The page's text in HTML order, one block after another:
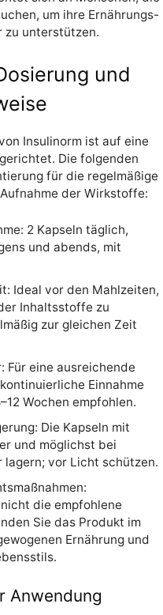
um ihre Ernährungs-
zu unterstützen.
und
Insulinorm ist auf eine
Die folgenden
für die regelmäßige
der Wirkstoffe:
2 Kapseln täglich,
und abends, mit
Ideal vor den Mahlzeiten,
Inhaltsstoffe zu
zur gleichen Zeit
Für eine ausreichende
Einnahme
Wochen empfohlen.
Die Kapseln mit
und möglichst bei
lagern; vor Licht schützen.
die empfohlene
Sie das Produkt im
Ernährung und
Anwendung